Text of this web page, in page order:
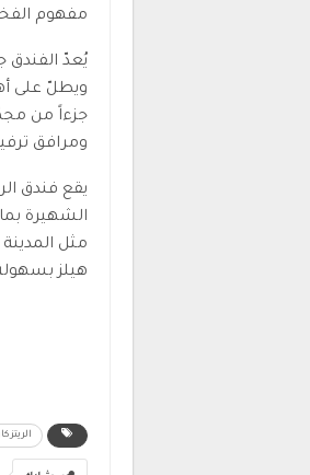
مفهوم
يُعدّ الفندق
ويطلّ على
جزءاً من
ومرافق
الشهيرة
مثل
هيلز
الريتز